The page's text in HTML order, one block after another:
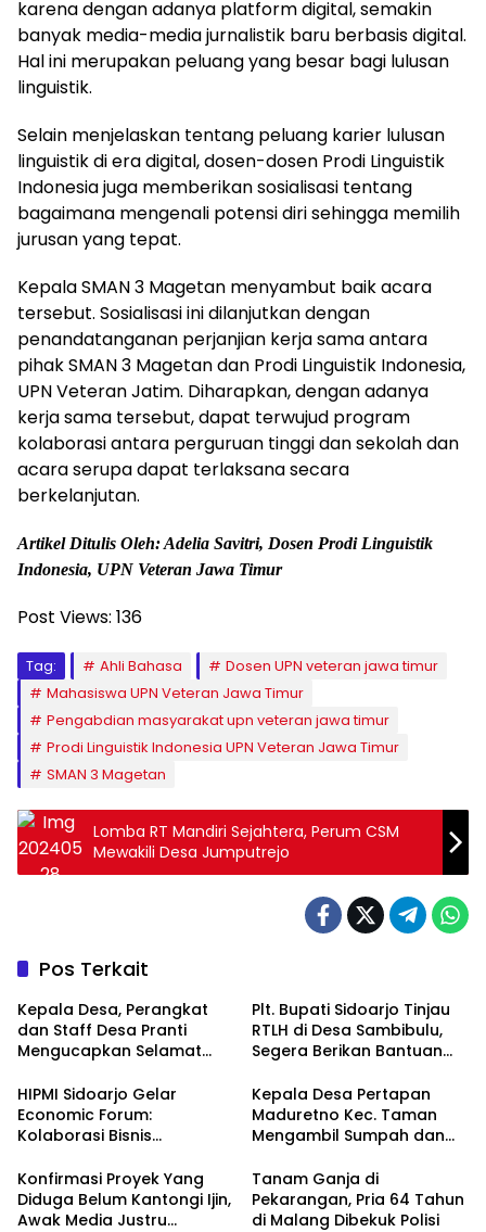
karena dengan adanya platform digital, semakin
banyak media-media jurnalistik baru berbasis digital.
Hal ini merupakan peluang yang besar bagi lulusan
linguistik.
Selain menjelaskan tentang peluang karier lulusan
linguistik di era digital, dosen-dosen Prodi Linguistik
Indonesia juga memberikan sosialisasi tentang
bagaimana mengenali potensi diri sehingga memilih
jurusan yang tepat.
Kepala SMAN 3 Magetan menyambut baik acara
tersebut. Sosialisasi ini dilanjutkan dengan
penandatanganan perjanjian kerja sama antara
pihak SMAN 3 Magetan dan Prodi Linguistik Indonesia,
UPN Veteran Jatim. Diharapkan, dengan adanya
kerja sama tersebut, dapat terwujud program
kolaborasi antara perguruan tinggi dan sekolah dan
acara serupa dapat terlaksana secara
berkelanjutan.
Artikel Ditulis Oleh: Adelia Savitri, Dosen Prodi Linguistik
Indonesia, UPN Veteran Jawa Timur
Post Views: 136
Tag: Ahli Bahasa
Dosen UPN veteran jawa timur
Mahasiswa UPN Veteran Jawa Timur
Pengabdian masyarakat upn veteran jawa timur
Prodi Linguistik Indonesia UPN Veteran Jawa Timur
SMAN 3 Magetan
Lomba RT Mandiri Sejahtera, Perum CSM
Mewakili Desa Jumputrejo
Pos Terkait
Kepala Desa, Perangkat
dan Staff Desa Pranti
Mengucapkan Selamat
Baru 2025
Plt. Bupati Sidoarjo Tinjau
RTLH di Desa Sambibulu,
Segera Berikan Bantuan
HIPMI Sidoarjo Gelar
Economic Forum:
Kolaborasi Bisnis
Baru
Kepala Desa Pertapan
Maduretno Kec. Taman
Mengambil Sumpah dan
Konfirmasi Proyek Yang
Diduga Belum Kantongi Ijin,
Awak Media Justru
Tanam Ganja di
Pekarangan, Pria 64 Tahun
di Malang Dibekuk Polisi